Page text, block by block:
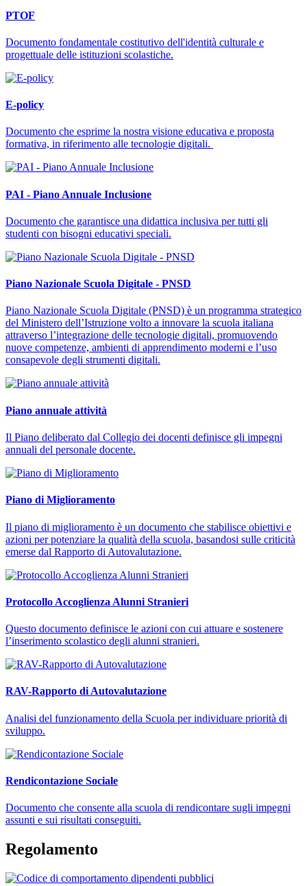
PTOF
Documento fondamentale costitutivo dell'identità culturale e
progettuale delle istituzioni scolastiche.
E-policy
Documento che esprime la nostra visione educativa e proposta
formativa, in riferimento alle tecnologie digitali.
PAI - Piano Annuale Inclusione
Documento che garantisce una didattica inclusiva per tutti gli
studenti con bisogni educativi speciali.
Piano Nazionale Scuola Digitale - PNSD
Piano Nazionale Scuola Digitale (PNSD) è un programma strategico
del Ministero dell’Istruzione volto a innovare la scuola italiana
attraverso l’integrazione delle tecnologie digitali, promuovendo
nuove competenze, ambienti di apprendimento moderni e l’uso
consapevole degli strumenti digitali.
Piano annuale attività
Il Piano deliberato dal Collegio dei docenti definisce gli impegni
annuali del personale docente.
Piano di Miglioramento
Il piano di miglioramento è un documento che stabilisce obiettivi e
azioni per potenziare la qualità della scuola, basandosi sulle criticità
emerse dal Rapporto di Autovalutazione.
Protocollo Accoglienza Alunni Stranieri
Questo documento definisce le azioni con cui attuare e sostenere
l’inserimento scolastico degli alunni stranieri.
RAV-Rapporto di Autovalutazione
Analisi del funzionamento della Scuola per individuare priorità di
sviluppo.
Rendicontazione Sociale
Documento che consente alla scuola di rendicontare sugli impegni
assunti e sui risultati conseguiti.
Regolamento